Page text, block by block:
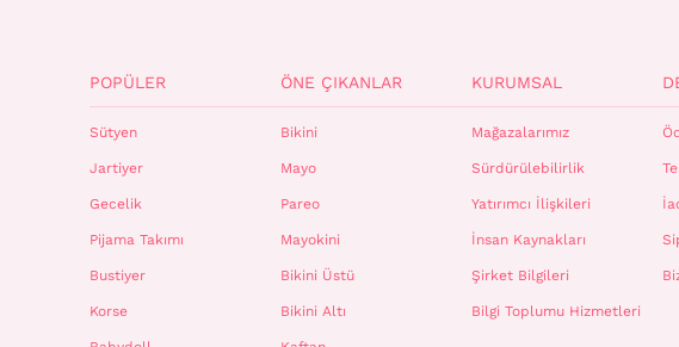
POPÜLER
Sütyen
Jartiyer
Gecelik
Pijama Takımı
Bustiyer
Korse
ÖNE ÇIKANLAR
Bikini
Mayo
Pareo
Mayokini
Bikini Üstü
Bikini Altı
KURUMSAL
Mağazalarımız
Sürdürülebilirlik
Yatırımcı İlişkileri
İnsan Kaynakları
Şirket Bilgileri
Bilgi Toplumu Hizmetleri